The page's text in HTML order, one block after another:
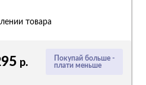
Покупай больше -
плати меньше
р.
товара